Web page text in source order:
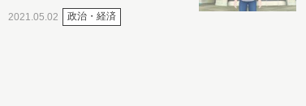
2021.05.02 政治・経済